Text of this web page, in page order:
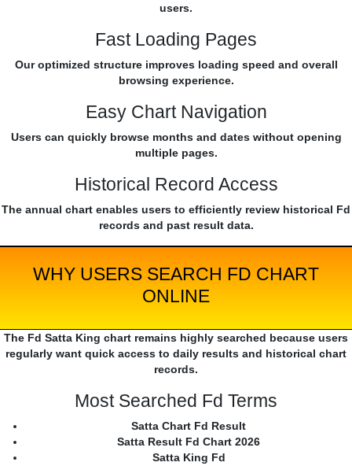
users.
Fast Loading Pages
Our optimized structure improves loading speed and overall
browsing experience.
Easy Chart Navigation
Users can quickly browse months and dates without opening
multiple pages.
Historical Record Access
The annual chart enables users to efficiently review historical Fd
records and past result data.
WHY USERS SEARCH FD CHART
ONLINE
The Fd Satta King chart remains highly searched because users
regularly want quick access to daily results and historical chart
records.
Most Searched Fd Terms
Satta Chart Fd Result
Satta Result Fd Chart 2026
Satta King Fd